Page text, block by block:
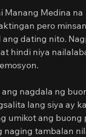
Manang Medina na
pero
dating nito.
hindi niya
ang nagdala ng
lang siya ay
umikot ang buong
naging tambalan